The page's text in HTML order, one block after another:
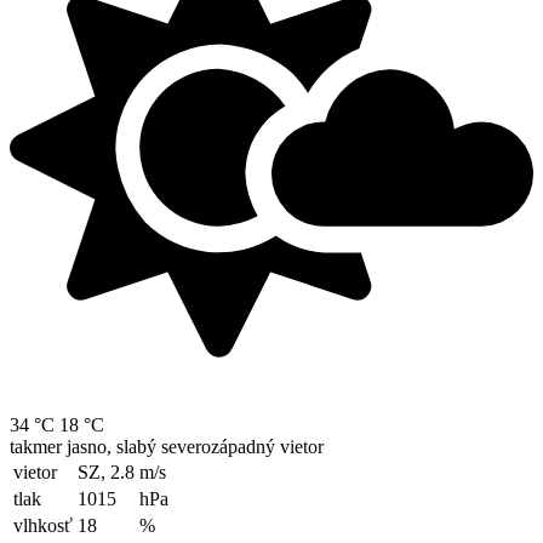
34 °C 18 °C
takmer jasno, slabý severozápadný vietor
vietor
SZ, 2.8 m/s
tlak
1015
hPa
vlhkosť 18
%